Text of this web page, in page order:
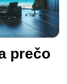
prečo